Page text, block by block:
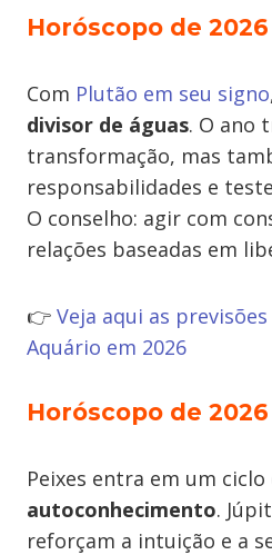
Horóscopo de
Com Plutão em seu signo
divisor de águas. O ano
transformação, mas
responsabilidades e
O conselho: agir com
relações baseadas em
👉 Veja aqui as
Aquário em 2026
Horóscopo de
Peixes entra em um ciclo
autoconhecimento.
reforçam a intuição e a